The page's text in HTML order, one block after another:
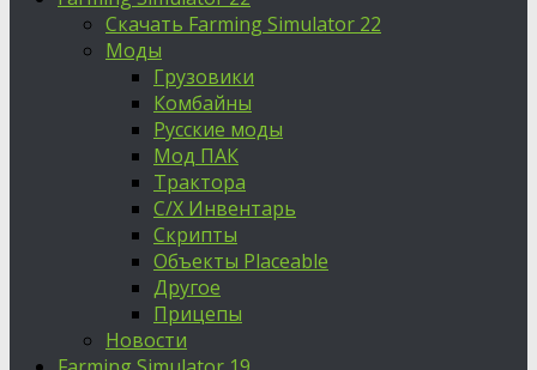
Скачать Farming Simulator 22
Моды
Грузовики
Комбайны
Русские моды
Мод ПАК
Трактора
С/Х Инвентарь
Скрипты
Объекты Placeable
Другое
Прицепы
Новости